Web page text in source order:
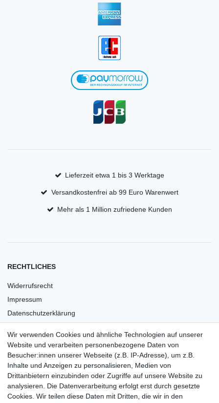
Lieferzeit etwa 1 bis 3 Werktage
Versandkostenfrei ab 99 Euro Warenwert
Mehr als 1 Million zufriedene Kunden
RECHTLICHES
Widerrufsrecht
Impressum
Datenschutzerklärung
Versandkosten
Barrierefreiheit
Anleitungen
Vertrag widerrufen
Wir verwenden Cookies und ähnliche Technologien auf unserer
Website und verarbeiten personenbezogene Daten von
Besucher:innen unserer Webseite (z.B. IP-Adresse), um z.B.
Inhalte und Anzeigen zu personalisieren, Medien von
Drittanbietern einzubinden oder Zugriffe auf unsere Website zu
analysieren. Die Datenverarbeitung erfolgt erst durch gesetzte
Cookies. Wir teilen diese Daten mit Dritten, die wir in den